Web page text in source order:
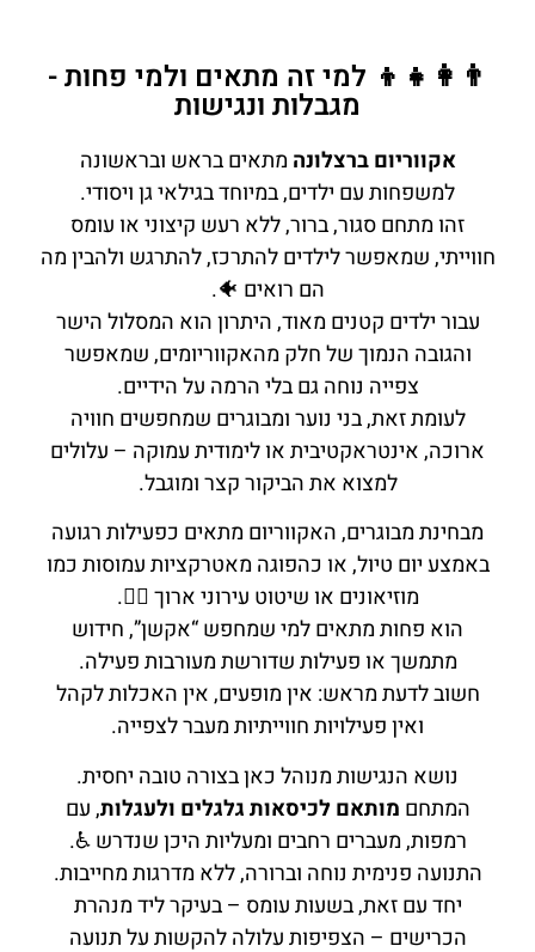
👨‍👩‍👧‍👦 למי זה מתאים ולמי פחות -
מגבלות ונגישות
אקווריום ברצלונה מתאים בראש ובראשונה
למשפחות עם ילדים, במיוחד בגילאי גן ויסודי.
זהו מתחם סגור, ברור, ללא רעש קיצוני או עומס
חווייתי, שמאפשר לילדים להתרכז, להתרגש ולהבין מה
הם רואים 🐠.
עבור ילדים קטנים מאוד, היתרון הוא המסלול הישר
והגובה הנמוך של חלק מהאקווריומים, שמאפשר
צפייה נוחה גם בלי הרמה על הידיים.
לעומת זאת, בני נוער ומבוגרים שמחפשים חוויה
ארוכה, אינטראקטיבית או לימודית עמוקה – עלולים
למצוא את הביקור קצר ומוגבל.
מבחינת מבוגרים, האקווריום מתאים כפעילות רגועה
באמצע יום טיול, או כהפוגה מאטרקציות עמוסות כמו
מוזיאונים או שיטוט עירוני ארוך 🚶‍♂️.
הוא פחות מתאים למי שמחפש “אקשן”, חידוש
מתמשך או פעילות שדורשת מעורבות פעילה.
חשוב לדעת מראש: אין מופעים, אין האכלות לקהל
ואין פעילויות חווייתיות מעבר לצפייה.
נושא הנגישות מנוהל כאן בצורה טובה יחסית.
המתחם מותאם לכיסאות גלגלים ולעגלות, עם
רמפות, מעברים רחבים ומעליות היכן שנדרש ♿.
התנועה פנימית נוחה וברורה, ללא מדרגות מחייבות.
יחד עם זאת, בשעות עומס – בעיקר ליד מנהרת
הכרישים – הצפיפות עלולה להקשות על תנועה